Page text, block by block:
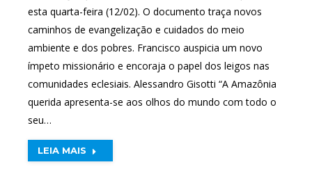
esta quarta-feira (12/02). O documento traça novos
caminhos de evangelização e cuidados do meio
ambiente e dos pobres. Francisco auspicia um novo
ímpeto missionário e encoraja o papel dos leigos nas
comunidades eclesiais. Alessandro Gisotti “A Amazônia
querida apresenta-se aos olhos do mundo com todo o
seu…
LEIA MAIS